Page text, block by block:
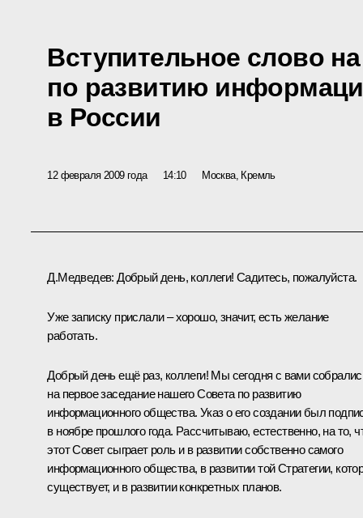
Вступительное слово
по развитию
в России
12 февраля 2009 года 14:10 Москва, Кремль
Д.Медведев: Добрый день, коллеги! Садитесь, пожалуйста.
Уже записку прислали – хорошо, значит, есть желание
работать.
Добрый день ещё раз, коллеги! Мы сегодня с вами
на первое заседание нашего Совета по развитию
информационного общества. Указ о его создании был
в ноябре прошлого года. Рассчитываю, естественно, на то,
этот Совет сыграет роль и в развитии собственно самого
информационного общества, в развитии той Стратегии,
существует, и в развитии конкретных планов.